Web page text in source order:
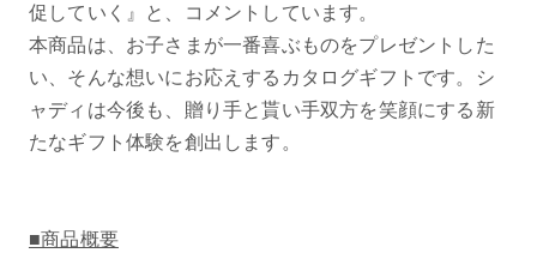
促していく』と、コメントしています。
本商品は、お子さまが一番喜ぶものをプレゼントした
い、そんな想いにお応えするカタログギフトです。シ
ャディは今後も、贈り手と貰い手双方を笑顔にする新
たなギフト体験を創出します。
■商品概要